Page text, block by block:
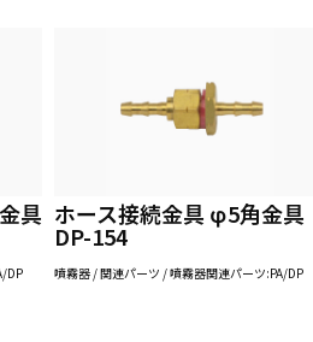
具
DP
ホース接続金具 φ5角金具
DP-154
噴霧器 / 関連パーツ / 噴霧器関連パーツ:PA/DP